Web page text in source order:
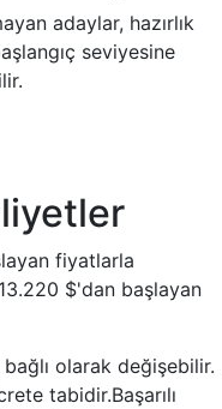
adaylar, hazırlık
seviyesine
fiyatlarla
$'dan başlayan
olarak değişebilir.
tabidir.Başarılı